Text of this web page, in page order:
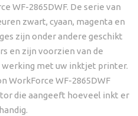
WF-2865DWF. De serie van
zwart, cyaan, magenta en
zijn onder andere geschikt
en zijn voorzien van de
met uw inktjet printer.
WorkForce WF-2865DWF
die aangeeft hoeveel inkt er